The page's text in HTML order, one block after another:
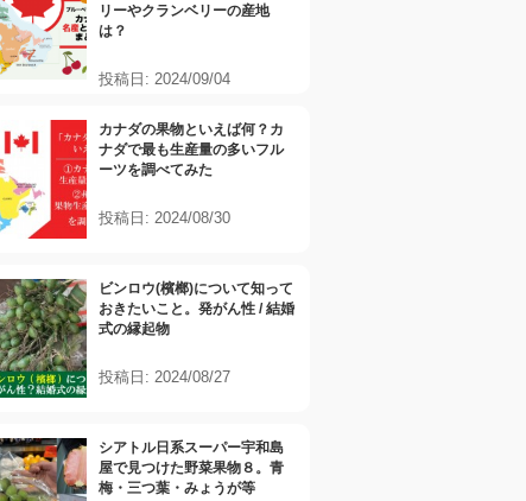
リーやクランベリーの産地
は？
投稿日: 2024/09/04
カナダの果物といえば何？カ
ナダで最も生産量の多いフル
ーツを調べてみた
投稿日: 2024/08/30
ビンロウ(檳榔)について知って
おきたいこと。発がん性 / 結婚
式の縁起物
投稿日: 2024/08/27
シアトル日系スーパー宇和島
屋で見つけた野菜果物８。青
梅・三つ葉・みょうが等